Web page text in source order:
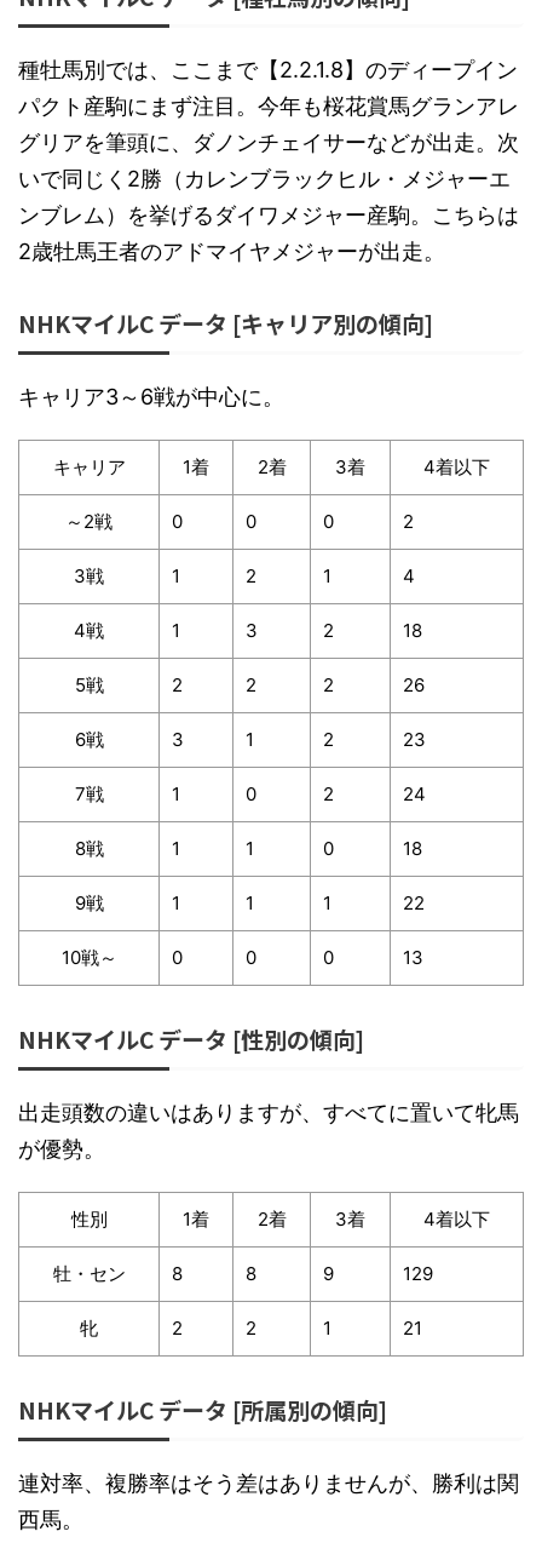
種牡馬別では、ここまで【2.2.1.8】のディープイン
パクト産駒にまず注目。今年も桜花賞馬グランアレ
グリアを筆頭に、ダノンチェイサーなどが出走。次
いで同じく2勝（カレンブラックヒル・メジャーエ
ンブレム）を挙げるダイワメジャー産駒。こちらは
2歳牡馬王者のアドマイヤメジャーが出走。
NHKマイルC データ [キャリア別の傾向]
キャリア3～6戦が中心に。
キャリア 1着 2着 3着 4着以下
～2戦 0 0 0 2
3戦 1 2 1 4
4戦 1 3 2 18
5戦 2 2 2 26
6戦 3 1 2 23
7戦 1 0 2 24
8戦 1 1 0 18
9戦 1 1 1 22
10戦～ 0 0 0 13
NHKマイルC データ [性別の傾向]
出走頭数の違いはありますが、すべてに置いて牝馬
が優勢。
性別 1着 2着 3着 4着以下
牡・セン 8 8 9 129
牝 2 2 1 21
NHKマイルC データ [所属別の傾向]
連対率、複勝率はそう差はありませんが、勝利は関
西馬。